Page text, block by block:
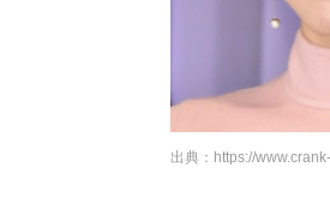
出典： https://